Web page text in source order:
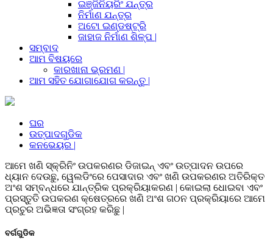
ଇଞ୍ଜିନିୟରିଂ ଯନ୍ତ୍ର
ନିର୍ମାଣ ଯନ୍ତ୍ର
ଅଟୋ ଇଣ୍ଡଷ୍ଟ୍ରି
ଜାହାଜ ନିର୍ମାଣ ଶିଳ୍ପ |
ସମ୍ବାଦ
ଆମ ବିଷୟରେ
କାରଖାନା ଭ୍ରମଣ |
ଆମ ସହିତ ଯୋଗାଯୋଗ କରନ୍ତୁ |
ଘର
ଉତ୍ପାଦଗୁଡିକ
କନଭେୟର |
ଆମେ ଖଣି ସ୍କ୍ରିନିଂ ଉପକରଣର ଡିଜାଇନ୍ ଏବଂ ଉତ୍ପାଦନ ଉପରେ
ଧ୍ୟାନ ଦେଉଛୁ, ୱେଲଡିଂରେ ପେସାଦାର ଏବଂ ଖଣି ଉପକରଣର ଅତିରିକ୍ତ
ଅଂଶ ସମ୍ବନ୍ଧରେ ଯାନ୍ତ୍ରିକ ପ୍ରକ୍ରିୟାକରଣ | କୋଇଲା ଧୋଇବା ଏବଂ
ପ୍ରସ୍ତୁତି ଉପକରଣ କ୍ଷେତ୍ରରେ ଖଣି ଅଂଶ ଗଠନ ପ୍ରକ୍ରିୟାରେ ଆମେ
ପ୍ରଚୁର ଅଭିଜ୍ଞତା ସଂଗ୍ରହ କରିଛୁ |
ବର୍ଗଗୁଡିକ